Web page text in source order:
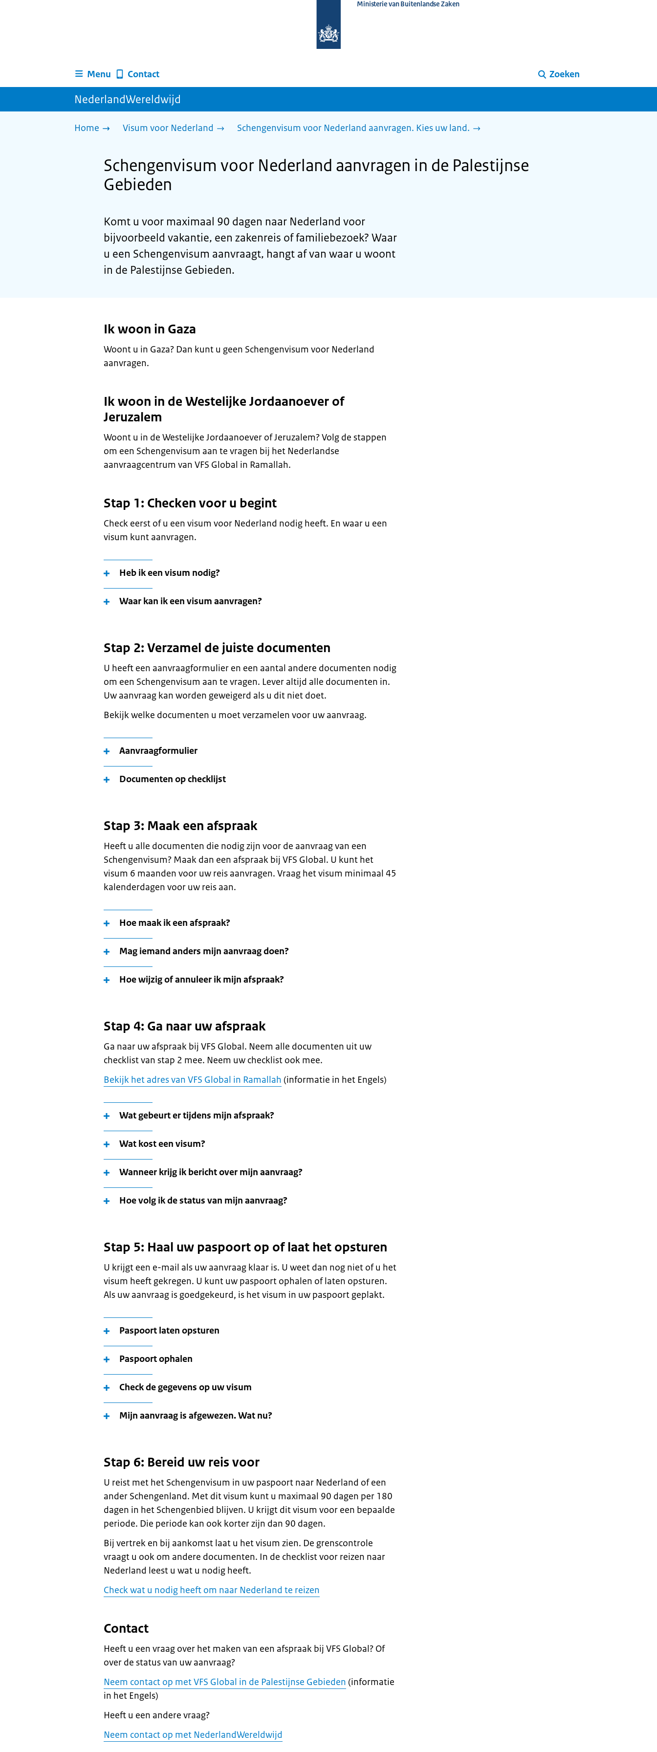
homepage
Ministerie van Buitenlandse Zaken
Menu Contact Zoeken
NederlandWereldwijd
Home Visum voor Nederland Schengenvisum voor Nederland aanvragen. Kies uw land.
Schengenvisum voor Nederland aanvragen in de Palestijnse
Gebieden
Komt u voor maximaal 90 dagen naar Nederland voor
bijvoorbeeld vakantie, een zakenreis of familiebezoek? Waar
u een Schengenvisum aanvraagt, hangt af van waar u woont
in de Palestijnse Gebieden.
Ik woon in Gaza
Woont u in Gaza? Dan kunt u geen Schengenvisum voor Nederland
aanvragen.
Ik woon in de Westelijke Jordaanoever of
Jeruzalem
Woont u in de Westelijke Jordaanoever of Jeruzalem? Volg de stappen
om een Schengenvisum aan te vragen bij het Nederlandse
aanvraagcentrum van VFS Global in Ramallah.
Stap 1: Checken voor u begint
Check eerst of u een visum voor Nederland nodig heeft. En waar u een
visum kunt aanvragen.
Heb ik een visum nodig?
Waar kan ik een visum aanvragen?
Stap 2: Verzamel de juiste documenten
U heeft een aanvraagformulier en een aantal andere documenten nodig
om een Schengenvisum aan te vragen. Lever altijd alle documenten in.
Uw aanvraag kan worden geweigerd als u dit niet doet.
Bekijk welke documenten u moet verzamelen voor uw aanvraag.
Aanvraagformulier
Documenten op checklijst
Stap 3: Maak een afspraak
Heeft u alle documenten die nodig zijn voor de aanvraag van een
Schengenvisum? Maak dan een afspraak bij VFS Global. U kunt het
visum 6 maanden voor uw reis aanvragen. Vraag het visum minimaal 45
kalenderdagen voor uw reis aan.
Hoe maak ik een afspraak?
Mag iemand anders mijn aanvraag doen?
Hoe wijzig of annuleer ik mijn afspraak?
Stap 4: Ga naar uw afspraak
Ga naar uw afspraak bij VFS Global. Neem alle documenten uit uw
checklist van stap 2 mee. Neem uw checklist ook mee.
Bekijk het adres van VFS Global in Ramallah (informatie in het Engels)
Wat gebeurt er tijdens mijn afspraak?
Wat kost een visum?
Wanneer krijg ik bericht over mijn aanvraag?
Hoe volg ik de status van mijn aanvraag?
Stap 5: Haal uw paspoort op of laat het opsturen
U krijgt een e-mail als uw aanvraag klaar is. U weet dan nog niet of u het
visum heeft gekregen. U kunt uw paspoort ophalen of laten opsturen.
Als uw aanvraag is goedgekeurd, is het visum in uw paspoort geplakt.
Paspoort laten opsturen
Paspoort ophalen
Check de gegevens op uw visum
Mijn aanvraag is afgewezen. Wat nu?
Stap 6: Bereid uw reis voor
U reist met het Schengenvisum in uw paspoort naar Nederland of een
ander Schengenland. Met dit visum kunt u maximaal 90 dagen per 180
dagen in het Schengenbied blijven. U krijgt dit visum voor een bepaalde
periode. Die periode kan ook korter zijn dan 90 dagen.
Bij vertrek en bij aankomst laat u het visum zien. De grenscontrole
vraagt u ook om andere documenten. In de checklist voor reizen naar
Nederland leest u wat u nodig heeft.
Check wat u nodig heeft om naar Nederland te reizen
Contact
Heeft u een vraag over het maken van een afspraak bij VFS Global? Of
over de status van uw aanvraag?
Neem contact op met VFS Global in de Palestijnse Gebieden (informatie
in het Engels)
Heeft u een andere vraag?
Neem contact op met NederlandWereldwijd